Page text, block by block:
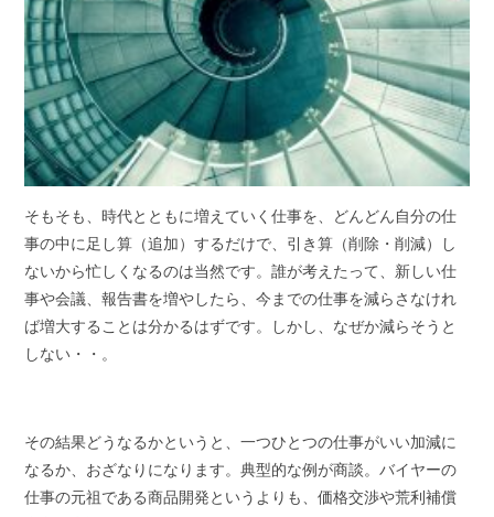
そもそも、時代とともに増えていく仕事を、どんどん自分の仕
事の中に足し算（追加）するだけで、引き算（削除・削減）し
ないから忙しくなるのは当然です。誰が考えたって、新しい仕
事や会議、報告書を増やしたら、今までの仕事を減らさなけれ
ば増大することは分かるはずです。しかし、なぜか減らそうと
しない・・。
その結果どうなるかというと、一つひとつの仕事がいい加減に
なるか、おざなりになります。典型的な例が商談。バイヤーの
仕事の元祖である商品開発というよりも、価格交渉や荒利補償